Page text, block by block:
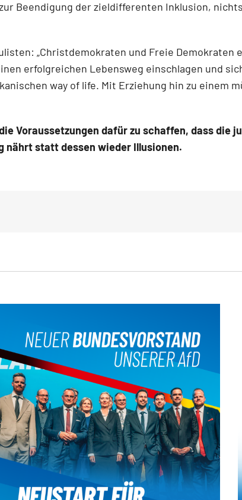
Beendigung der zieldifferenten Inklusion,
„Christdemokraten und Freie
erfolgreichen Lebensweg einschlagen und
way of life. Mit Erziehung hin zu einem
Voraussetzungen dafür zu schaffen, dass die
nährt statt dessen wieder Illusionen.